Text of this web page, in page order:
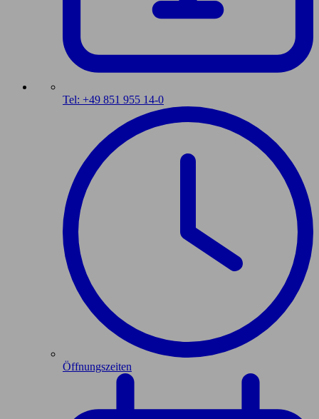
Tel: +49 851 955 14-0
Öffnungszeiten